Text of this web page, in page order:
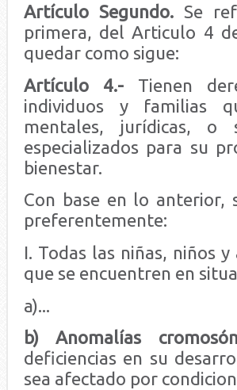
Artículo Segundo. Se
primera, del Articulo 4
quedar como sigue:
Artículo 4.- Tienen
individuos y familias
mentales, jurídicas, o
especializados para su
bienestar.
Con base en lo anterior,
preferentemente:
I. Todas las niñas, niños
que se encuentren en
a)...
b)
Anomalías
deficiencias en su
sea afectado por